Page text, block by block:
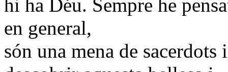
hi ha Déu. Sempre he
en general,
són una mena de